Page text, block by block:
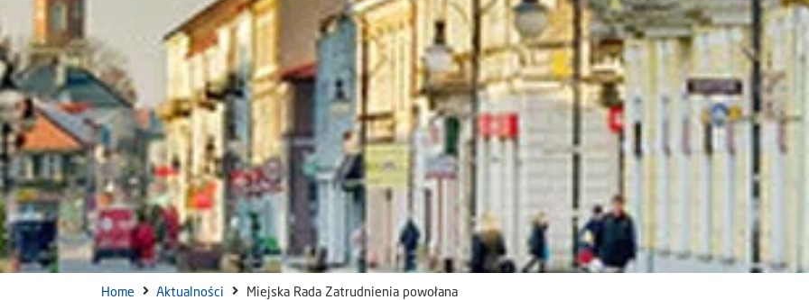
Home Aktualności Miejska Rada Zatrudnienia powołana